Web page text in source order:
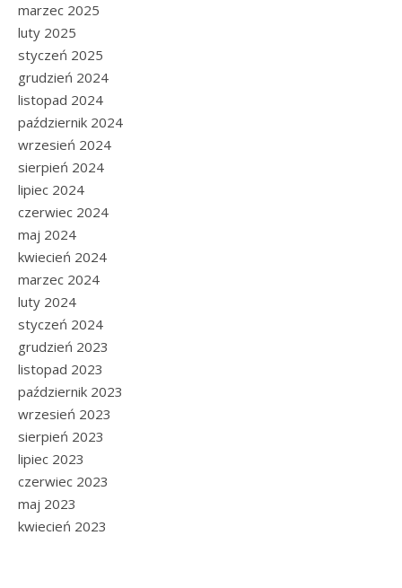
marzec 2025
luty 2025
styczeń 2025
grudzień 2024
listopad 2024
październik 2024
wrzesień 2024
sierpień 2024
lipiec 2024
czerwiec 2024
maj 2024
kwiecień 2024
marzec 2024
luty 2024
styczeń 2024
grudzień 2023
listopad 2023
październik 2023
wrzesień 2023
sierpień 2023
lipiec 2023
czerwiec 2023
maj 2023
kwiecień 2023